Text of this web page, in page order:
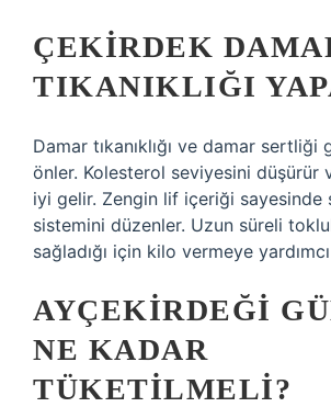
ÇEKIRDEK
TIKANIKLIĞI
Damar tıkanıklığı ve damar sertliği
önler. Kolesterol seviyesini düşürür
iyi gelir. Zengin lif içeriği sayesinde
sistemini düzenler. Uzun süreli
sağladığı için kilo vermeye
AYÇEKIRDEĞI
NE KADAR
TÜKETILMELI?